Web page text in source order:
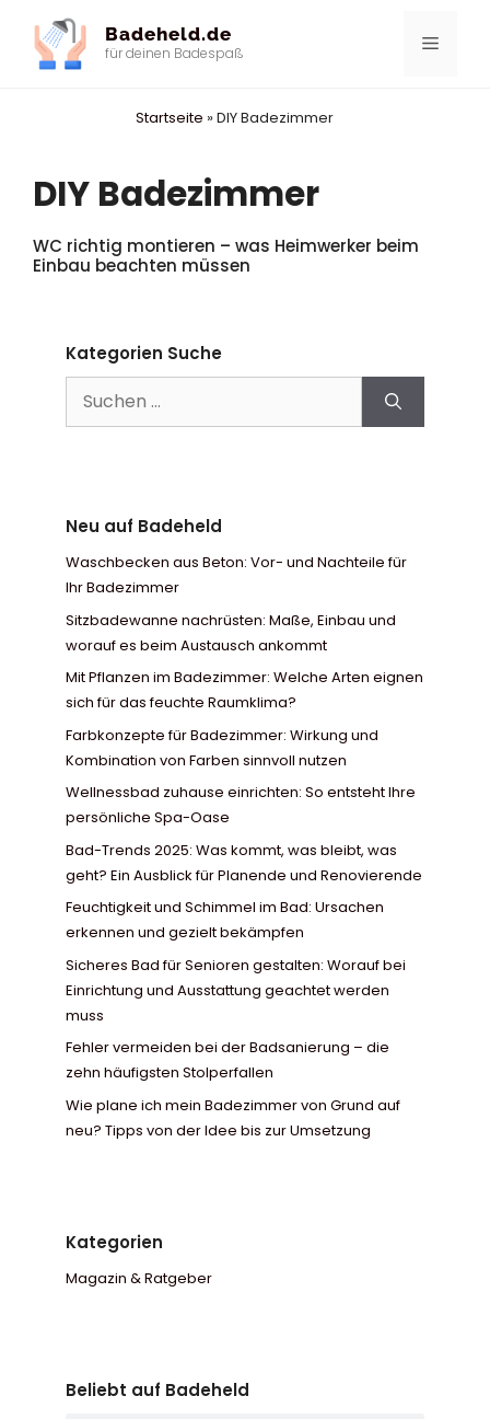
Inhalt
springen
Badeheld.de
für deinen Badespaß Menü
Startseite »DIY Badezimmer
DIY Badezimmer
WC richtig montieren – was Heimwerker beim
Einbau beachten müssen
Kategorien Suche
nach:
Neu auf Badeheld
Waschbecken aus Beton: Vor- und Nachteile für
Ihr Badezimmer
Sitzbadewanne nachrüsten: Maße, Einbau und
worauf es beim Austausch ankommt
Mit Pflanzen im Badezimmer: Welche Arten eignen
sich für das feuchte Raumklima?
Farbkonzepte für Badezimmer: Wirkung und
Kombination von Farben sinnvoll nutzen
Wellnessbad zuhause einrichten: So entsteht Ihre
persönliche Spa-Oase
Bad-Trends 2025: Was kommt, was bleibt, was
geht? Ein Ausblick für Planende und Renovierende
Feuchtigkeit und Schimmel im Bad: Ursachen
erkennen und gezielt bekämpfen
Sicheres Bad für Senioren gestalten: Worauf bei
Einrichtung und Ausstattung geachtet werden
muss
Fehler vermeiden bei der Badsanierung – die
zehn häufigsten Stolperfallen
Wie plane ich mein Badezimmer von Grund auf
neu? Tipps von der Idee bis zur Umsetzung
Kategorien
Magazin & Ratgeber
Beliebt auf Badeheld